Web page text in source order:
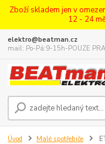
Zboží skladem jen v
12 - 24
elektro@beatman.cz
mail: Po-Pá:9-15h-POUZE
Úvod Malé spotřebiče